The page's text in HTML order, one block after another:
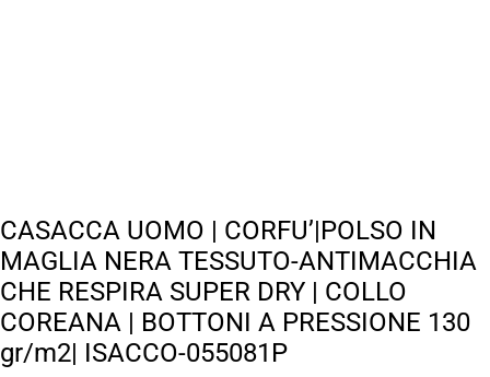
CASACCA UOMO | CORFU’|POLSO IN
MAGLIA NERA TESSUTO-ANTIMACCHIA
CHE RESPIRA SUPER DRY | COLLO
COREANA | BOTTONI A PRESSIONE 130
gr/m2| ISACCO-055081P